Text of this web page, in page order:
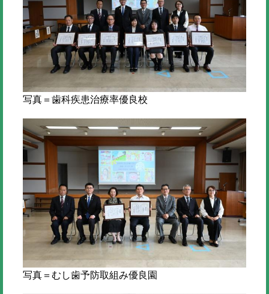
写真＝歯科疾患治療率優良校
写真＝むし歯予防取組み優良園